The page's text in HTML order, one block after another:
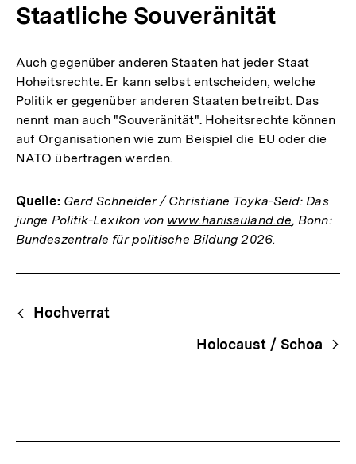
Staatliche Souveränität
Auch gegenüber anderen Staaten hat jeder Staat
Hoheitsrechte. Er kann selbst entscheiden, welche
Politik er gegenüber anderen Staaten betreibt. Das
nennt man auch "Souveränität". Hoheitsrechte können
auf Organisationen wie zum Beispiel die EU oder die
NATO übertragen werden.
Quelle: Gerd Schneider / Christiane Toyka-Seid: Das
junge Politik-Lexikon von www.hanisauland.de, Bonn:
Bundeszentrale für politische Bildung 2026.
Begriffsnavigation
Content-
Navigation
Hochverrat
Holocaust / Schoa